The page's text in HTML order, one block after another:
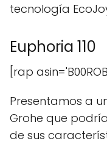
tecnología
Euphoria 110
[rap
Presentamos a
Grohe que
de sus